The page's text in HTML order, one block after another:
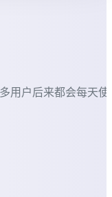
用户后来都会每天使